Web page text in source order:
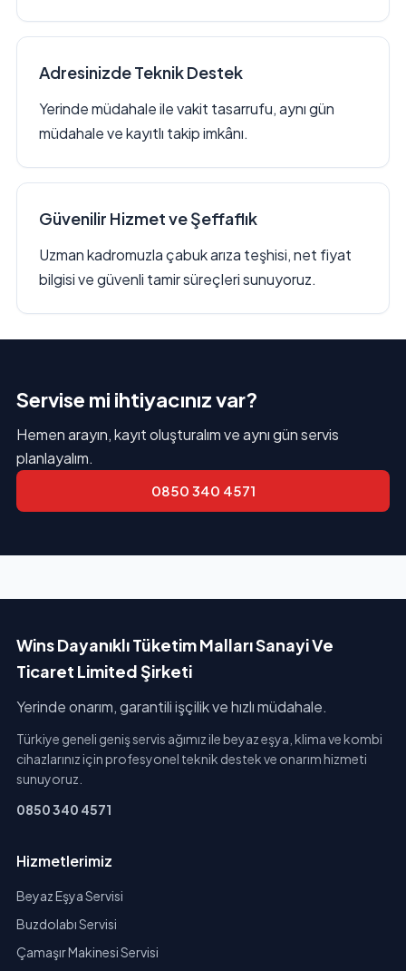
Adresinizde Teknik Destek
Yerinde müdahale ile vakit tasarrufu, aynı gün
müdahale ve kayıtlı takip imkânı.
Güvenilir Hizmet ve Şeffaflık
Uzman kadromuzla çabuk arıza teşhisi, net fiyat
bilgisi ve güvenli tamir süreçleri sunuyoruz.
Servise mi ihtiyacınız var?
Hemen arayın, kayıt oluşturalım ve aynı gün servis
planlayalım.
0850 340 4571
Wins Dayanıklı Tüketim Malları Sanayi Ve
Ticaret Limited Şirketi
Yerinde onarım, garantili işçilik ve hızlı müdahale.
Türkiye geneli geniş servis ağımız ile beyaz eşya, klima ve kombi
cihazlarınız için profesyonel teknik destek ve onarım hizmeti
sunuyoruz.
0850 340 4571
Hizmetlerimiz
Beyaz Eşya Servisi
Buzdolabı Servisi
Çamaşır Makinesi Servisi